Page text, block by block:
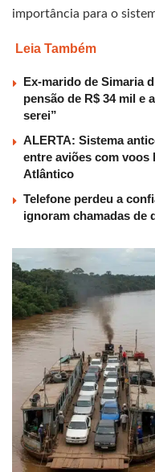
importância para o
Leia Também
Ex-marido de Simaria
pensão de R$ 34 mil e
serei”
ALERTA: Sistema
entre aviões com
Atlântico
Telefone perdeu a
ignoram chamadas de